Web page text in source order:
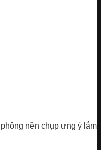
nền chụp ưng ý lắm